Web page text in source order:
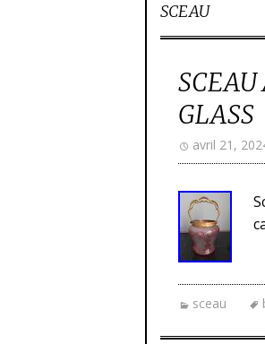
SCEAU
GLASS
avril 21,
sceau